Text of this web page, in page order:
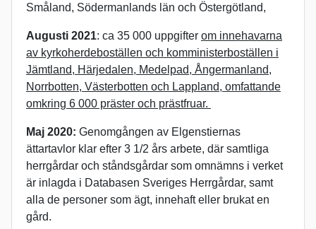
Småland, Södermanlands län och Östergötland,
Augusti 2021: ca 35 000 uppgifter om innehavarna
av kyrkoherdeboställen och komministerboställen i
Jämtland, Härjedalen, Medelpad, Ångermanland,
Norrbotten, Västerbotten och Lappland, omfattande
omkring 6 000 präster och prästfruar.
Maj 2020: Genomgången av Elgenstiernas
ättartavlor klar efter 3 1/2 års arbete, där samtliga
herrgårdar och ståndsgårdar som omnämns i verket
är inlagda i Databasen Sveriges Herrgårdar, samt
alla de personer som ägt, innehaft eller brukat en
gård.